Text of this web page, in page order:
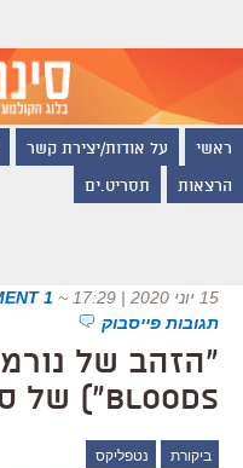
ראשי על אודות/יצירת קשר
הרצאות תסריט.ים
15 יוני 2020 | 17:29 ~
1 COMMENT
תגובות פייסבוק
Bloods") של ספייק לי, ביקורת
ביקורת נטפליקס